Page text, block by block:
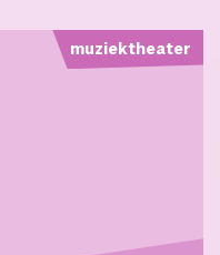
muziektheater